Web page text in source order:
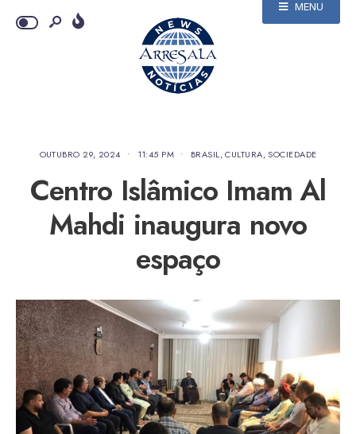
MENU
OUTUBRO 29, 2024 • 11:45 PM • BRASIL,CULTURA, SOCIEDADE
Centro Islâmico Imam Al
Mahdi inaugura novo
espaço